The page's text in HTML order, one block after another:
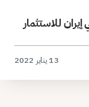
للاستثمار
13 يناير 2022